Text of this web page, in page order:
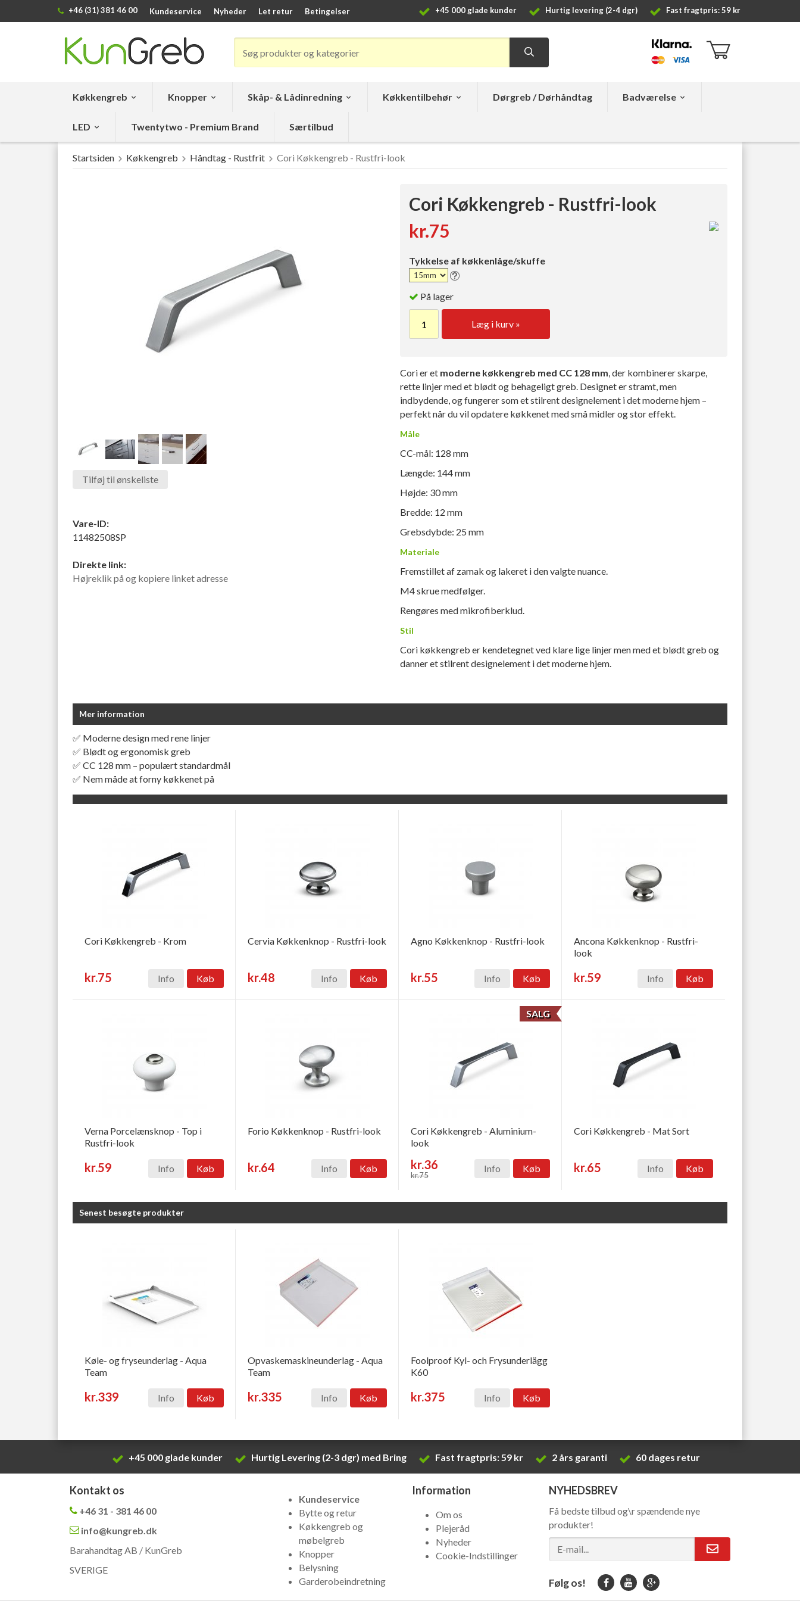
+46 (31) 381 46 00 Kundeservice Nyheder Let retur Betingelser +45 000 glade kunder Hurtig levering (2-4 dgr) Fast fragtpris: 59 kr
Køkkengreb Knopper Skåp- & Lådinredning Køkkentilbehør Dørgreb / Dørhåndtag Badværelse
LED Twentytwo - Premium Brand Særtilbud
Startsiden Køkkengreb Håndtag - Rustfrit Cori Køkkengreb - Rustfri-look
Cori Køkkengreb - Rustfri-look
kr.75
Tykkelse af køkkenlåge/skuffe
På lager
Læg i kurv »
Cori er et moderne køkkengreb med CC 128 mm, der kombinerer skarpe,
rette linjer med et blødt og behageligt greb. Designet er stramt, men
indbydende, og fungerer som et stilrent designelement i det moderne hjem –
perfekt når du vil opdatere køkkenet med små midler og stor effekt.
Måle
CC-mål: 128 mm
Længde: 144 mm
Højde: 30 mm
Bredde: 12 mm
Grebsdybde: 25 mm
Materiale
Fremstillet af zamak og lakeret i den valgte nuance.
M4 skrue medfølger.
Rengøres med mikrofiberklud.
Stil
Cori køkkengreb er kendetegnet ved klare lige linjer men med et blødt greb og
danner et stilrent designelement i det moderne hjem.
Tilføj til ønskeliste
Vare-ID:
11482508SP
Direkte link:
Højreklik på og kopiere linket adresse
Mer information
✅ Moderne design med rene linjer
✅ Blødt og ergonomisk greb
✅ CC 128 mm – populært standardmål
✅ Nem måde at forny køkkenet på
Cori Køkkengreb - Krom
kr.75 Info Køb
Cervia Køkkenknop - Rustfri-look
kr.48 Info Køb
Agno Køkkenknop - Rustfri-look
kr.55 Info Køb
Ancona Køkkenknop - Rustfri-
look
kr.59 Info Køb
Verna Porcelænsknop - Top i
Rustfri-look
kr.59 Info Køb
Forio Køkkenknop - Rustfri-look
kr.64 Info Køb
SALG
Cori Køkkengreb - Aluminium-
look
kr.36
kr.75
Info Køb
Cori Køkkengreb - Mat Sort
kr.65 Info Køb
Senest besøgte produkter
Køle- og fryseunderlag - Aqua
Team
kr.339 Info Køb
Opvaskemaskineunderlag - Aqua
Team
kr.335 Info Køb
Foolproof Kyl- och Frysunderlägg
K60
kr.375 Info Køb
+45 000 glade kunder Hurtig Levering (2-3 dgr) med Bring Fast fragtpris: 59 kr 2 års garanti 60 dages retur
Kontakt os
+46 31 - 381 46 00
info@kungreb.dk
Barahandtag AB / KunGreb
SVERIGE
Kundeservice
Bytte og retur
Køkkengreb og
møbelgreb
Knopper
Belysning
Garderobeindretning
Information
Om os
Plejeråd
Nyheder
Cookie-Indstillinger
NYHEDSBREV
Få bedste tilbud og\r spændende nye
produkter!
Følg os!